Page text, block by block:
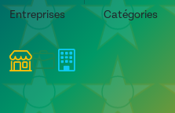
Entreprises Catégories